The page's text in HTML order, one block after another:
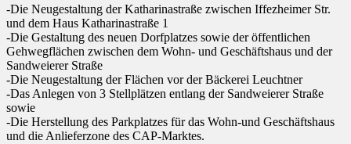
-Die Neugestaltung der Katharinastraße zwischen Iffezheimer Str.
und dem Haus Katharinastraße 1
-Die Gestaltung des neuen Dorfplatzes sowie der öffentlichen
Gehwegflächen zwischen dem Wohn- und Geschäftshaus und der
Sandweierer Straße
-Die Neugestaltung der Flächen vor der Bäckerei Leuchtner
-Das Anlegen von 3 Stellplätzen entlang der Sandweierer Straße
sowie
-Die Herstellung des Parkplatzes für das Wohn-und Geschäftshaus
und die Anlieferzone des CAP-Marktes.